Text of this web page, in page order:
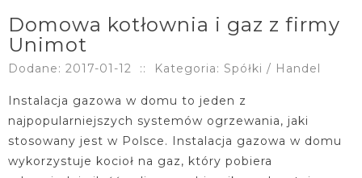
Domowa kotłownia i gaz z firmy
Unimot
Dodane: 2017-01-12 :: Kategoria: Spółki / Handel
Instalacja gazowa w domu to jeden z
najpopularniejszych systemów ogrzewania, jaki
stosowany jest w Polsce. Instalacja gazowa w domu
wykorzystuje kocioł na gaz, który pobiera